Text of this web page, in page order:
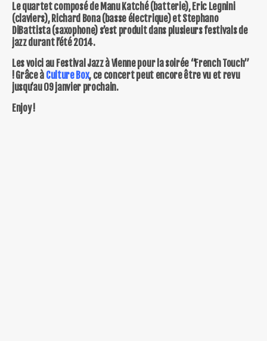
Le quartet composé de Manu Katché (batterie), Eric Legnini
(claviers), Richard Bona (basse électrique) et Stephano
DiBattista (saxophone) s’est produit dans plusieurs festivals de
jazz durant l’été 2014.
Les voici au Festival Jazz à Vienne pour la soirée “French Touch”
!Grâce à Culture Box, ce concert peut encore être vu et revu
jusqu’au 09 janvier prochain.
Enjoy !